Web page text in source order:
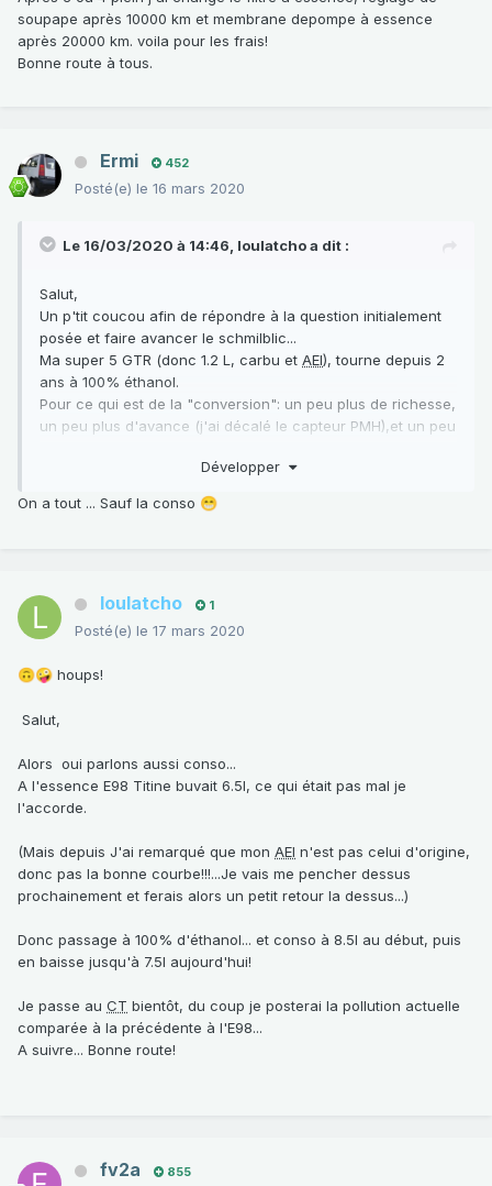
soupape après 10000 km et membrane depompe à essence
après 20000 km. voila pour les frais!
Bonne route à tous.
Ermi 452
Posté(e) le 16 mars 2020
Le 16/03/2020 à 14:46, loulatchoa dit :
Salut,
Un p'tit coucou afin de répondre à la question initialement
posée et faire avancer le schmilblic...
Ma super 5 GTR (donc 1.2 L, carbu et AEI), tourne depuis 2
ans à 100% éthanol.
Pour ce qui est de la "conversion": un peu plus de richesse,
un peu plus d'avance (j'ai décalé le capteur PMH),et un peu
Aujourd'hui 180000km dont 25000 à 100% d"éthanol.
Après 3 ou 4 plein j'ai changé le filtre à essence, réglage
de soupape après 10000 km et membrane depompe à
Développer
On a tout ... Sauf la conso 😁
loulatcho 1
Posté(e) le 17 mars 2020
🙃🤪 houps!
Salut,
Alors oui parlons aussi conso...
A l'essence E98 Titine buvait 6.5l, ce qui était pas mal je
l'accorde.
(Mais depuis J'ai remarqué que mon AEI n'est pas celui d'origine,
donc pas la bonne courbe!!!...Je vais me pencher dessus
prochainement et ferais alors un petit retour la dessus...)
Donc passage à 100% d'éthanol... et conso à 8.5l au début, puis
en baisse jusqu'à 7.5l aujourd'hui!
Je passe au CT bientôt, du coup je posterai la pollution actuelle
comparée à la précédente à l'E98...
A suivre... Bonne route!
fv2a 855